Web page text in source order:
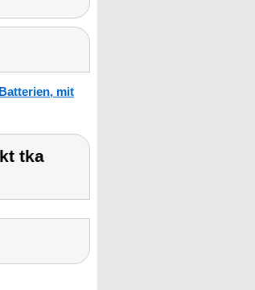
mit
tka